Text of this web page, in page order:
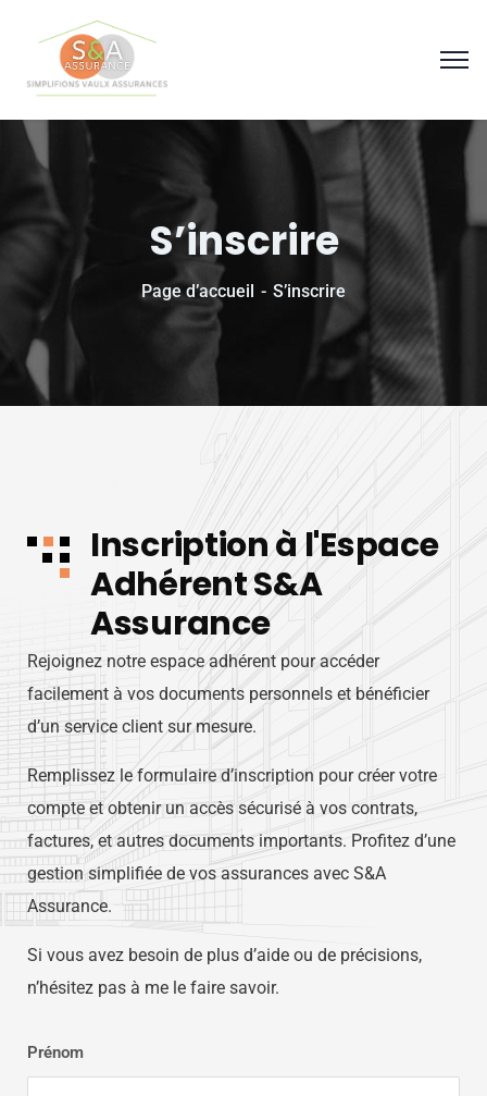
Panneau de gestion des cookies
S’inscrire
Page d’accueil S’inscrire
Inscription à l'Espace
Adhérent S&A
Assurance
Rejoignez notre espace adhérent pour accéder
facilement à vos documents personnels et bénéficier
d’un service client sur mesure.
Remplissez le formulaire d’inscription pour créer votre
compte et obtenir un accès sécurisé à vos contrats,
factures, et autres documents importants. Profitez d’une
gestion simplifiée de vos assurances avec S&A
Assurance.
Si vous avez besoin de plus d’aide ou de précisions,
n’hésitez pas à me le faire savoir.
Prénom